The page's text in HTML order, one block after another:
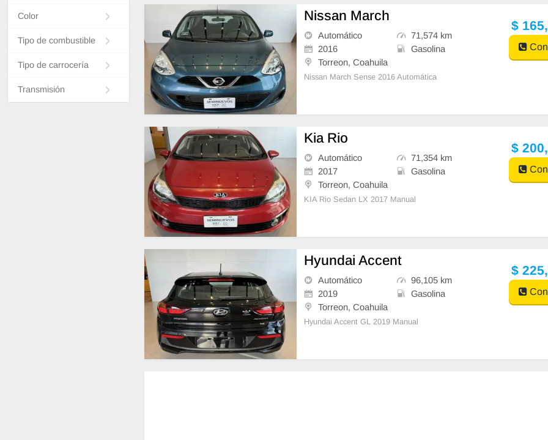
Color
Tipo de combustible
Tipo de carrocería
Transmisión
Nissan March
Automático
71,574 km
2016
Gasolina
Torreon, Coahuila
Nissan March Sense 2016 Automática
$
Kia Rio
Automático
71,354 km
2017
Gasolina
Torreon, Coahuila
KIA Rio Sedan LX 2017 Manual
$
Hyundai Accent
Automático
96,105 km
2019
Gasolina
Torreon, Coahuila
Hyundai Accent GL 2019 Manual
$